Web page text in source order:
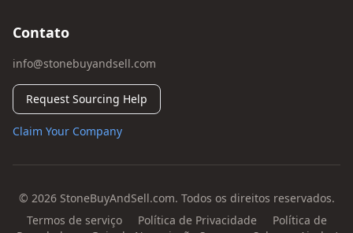
Contato
info@stonebuyandsell.com
Request Sourcing Help
Claim Your Company
© 2026 StoneBuyAndSell.com. Todos os direitos reservados.
Termos de serviço
Política de Privacidade
Política de